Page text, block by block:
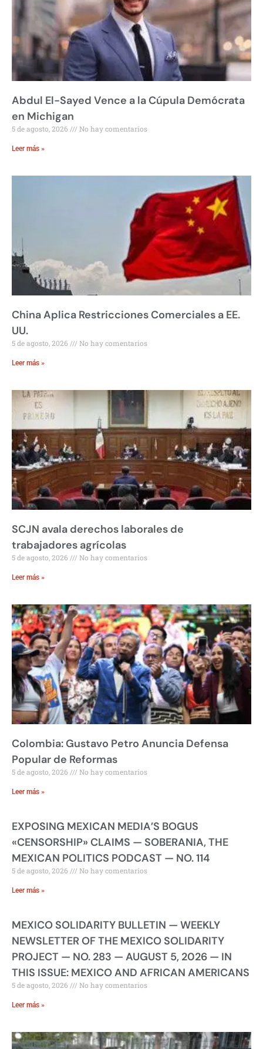
Abdul El-Sayed Vence a la Cúpula Demócrata
en Michigan
5 de agosto, 2026 No hay comentarios
Leer más »
China Aplica Restricciones Comerciales a EE.
UU.
5 de agosto, 2026 No hay comentarios
Leer más »
SCJN avala derechos laborales de
trabajadores agrícolas
5 de agosto, 2026 No hay comentarios
Leer más »
Colombia: Gustavo Petro Anuncia Defensa
Popular de Reformas
5 de agosto, 2026 No hay comentarios
Leer más »
EXPOSING MEXICAN MEDIA’S BOGUS
«CENSORSHIP» CLAIMS — SOBERANIA, THE
MEXICAN POLITICS PODCAST — NO. 114
5 de agosto, 2026 No hay comentarios
Leer más »
MEXICO SOLIDARITY BULLETIN — WEEKLY
NEWSLETTER OF THE MEXICO SOLIDARITY
PROJECT — NO. 283 — AUGUST 5, 2026 — IN
THIS ISSUE: MEXICO AND AFRICAN AMERICANS
5 de agosto, 2026 No hay comentarios
Leer más »